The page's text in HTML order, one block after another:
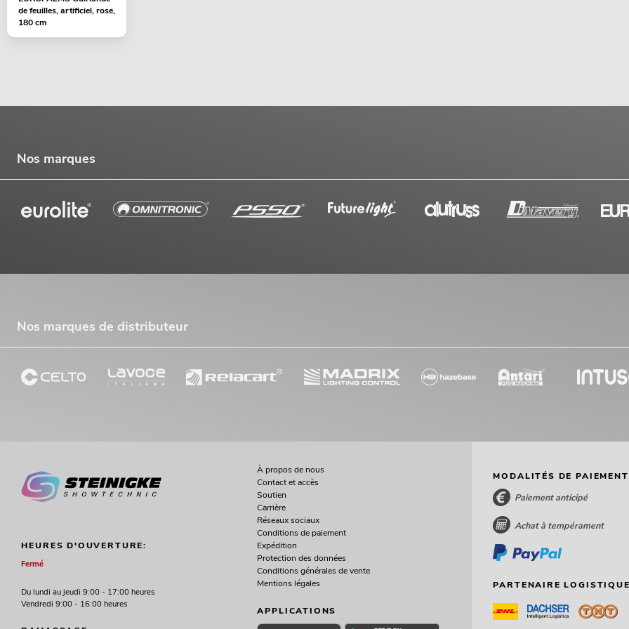
de feuilles, artificiel, rose,
180 cm
Nos marques
Nos marques de distributeur
HEURES D'OUVERTURE:
Fermé
Du lundi au jeudi 9:00 - 17:00 heures
Vendredi 9:00 - 16:00 heures
À propos de nous
Contact et accès
Soutien
Carrière
Réseaux sociaux
Conditions de paiement
Expédition
Protection des données
Conditions générales de vente
Mentions légales
APPLICATIONS
MODALITÉS DE
Paiement anticipé
Achat à tempérament
PARTENAIRE